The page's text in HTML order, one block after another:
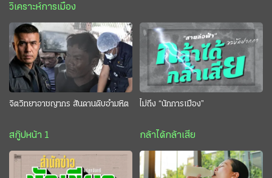
วิเคราะห์การเมือง
จิตวิทยาอาชญากร สันดานดิบอำมหิต
สกู๊ปหน้า 1
ไม่ถึง “นักการเมือง”
กล้าได้กล้าเสีย